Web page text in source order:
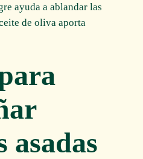
ayuda a ablandar las
de oliva aporta
asadas